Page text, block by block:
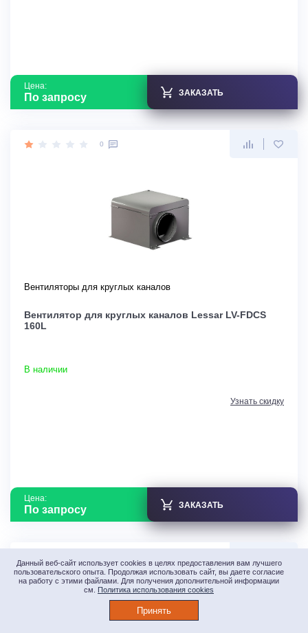
Данный веб-сайт использует cookies в целях предоставления вам лучшего
пользовательского опыта. Продолжая использовать сайт, вы даете согласие
на работу с этими файлами. Для получения дополнительной информации
см. Политика использования cookies
Принять
Цена:
По запросу ЗАКАЗАТЬ
0
Вентиляторы для круглых каналов
Вентилятор для круглых каналов Lessar LV-FDCS
160L
В наличии
Узнать скидку
Цена:
По запросу ЗАКАЗАТЬ